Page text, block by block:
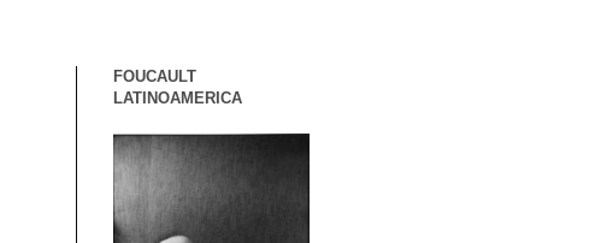
FOUCAULT
LATINOAMERICA